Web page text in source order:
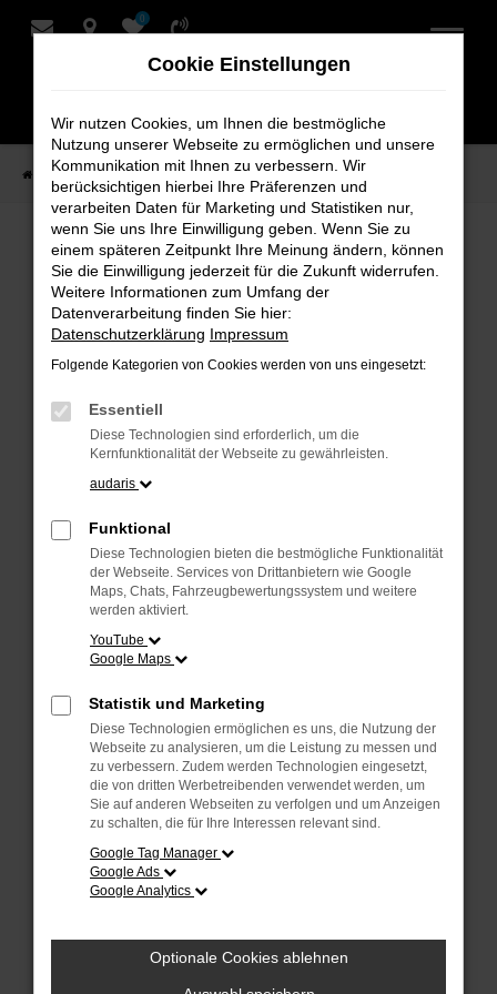
Zum
0
Startseite Verkauf Fahrzeug-Showroom
Fahrzeug-Showroom
Beim Laden ist ein Fehler aufgetreten.
Hier sind ein paar Tipps, die dir helfen können:
Überprüfe deine Firewall und deine
Internetverbindung.
Laden andere Webseiten, zum Beispiel
deine Suchmaschine?
Prüfe deine Browsererweiterungen.
Manche Erweiterungen, wie Werbeblocker,
können das Laden bestimmter Seiten
verhindern. Funktioniert die Seite in einem
anderen Browser oder in einem privaten
Fenster?
Starte dein Gerät neu.
Das kann manchmal helfen,
vorübergehende Probleme zu beheben.
Stelle sicher, dass dein Browser und dein
Betriebssystem auf dem neuesten Stand
Veraltete Software birgt nicht nur ein
Cookie Einstellungen
Wir nutzen Cookies, um Ihnen die bestmögliche
Nutzung unserer Webseite zu ermöglichen und unsere
Kommunikation mit Ihnen zu verbessern. Wir
berücksichtigen hierbei Ihre Präferenzen und
verarbeiten Daten für Marketing und Statistiken nur,
wenn Sie uns Ihre Einwilligung geben. Wenn Sie zu
einem späteren Zeitpunkt Ihre Meinung ändern, können
Sie die Einwilligung jederzeit für die Zukunft widerrufen.
Weitere Informationen zum Umfang der
Datenverarbeitung finden Sie hier:
Datenschutzerklärung Impressum
Folgende Kategorien von Cookies werden von uns eingesetzt:
Essentiell
Diese Technologien sind erforderlich, um die
Kernfunktionalität der Webseite zu gewährleisten.
audaris
Funktional
Diese Technologien bieten die bestmögliche Funktionalität
der Webseite. Services von Drittanbietern wie Google
Maps, Chats, Fahrzeugbewertungssystem und weitere
werden aktiviert.
YouTube
Google Maps
Statistik und Marketing
Diese Technologien ermöglichen es uns, die Nutzung der
Webseite zu analysieren, um die Leistung zu messen und
zu verbessern. Zudem werden Technologien eingesetzt,
die von dritten Werbetreibenden verwendet werden, um
Sie auf anderen Webseiten zu verfolgen und um Anzeigen
zu schalten, die für Ihre Interessen relevant sind.
Google Tag Manager
Google Ads
Google Analytics
Optionale Cookies ablehnen